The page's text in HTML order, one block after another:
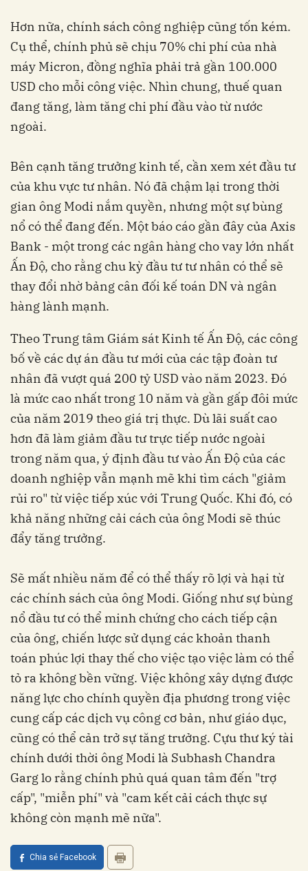
Hơn nữa, chính sách công nghiệp cũng tốn kém.
Cụ thể, chính phủ sẽ chịu 70% chi phí của nhà
máy Micron, đồng nghĩa phải trả gần 100.000
USD cho mỗi công việc. Nhìn chung, thuế quan
đang tăng, làm tăng chi phí đầu vào từ nước
ngoài.
Bên cạnh tăng trưởng kinh tế, cần xem xét đầu tư
của khu vực tư nhân. Nó đã chậm lại trong thời
gian ông Modi nắm quyền, nhưng một sự bùng
nổ có thể đang đến. Một báo cáo gần đây của Axis
Bank - một trong các ngân hàng cho vay lớn nhất
Ấn Độ, cho rằng chu kỳ đầu tư tư nhân có thể sẽ
thay đổi nhờ bảng cân đối kế toán DN và ngân
hàng lành mạnh.
Theo Trung tâm Giám sát Kinh tế Ấn Độ, các công
bố về các dự án đầu tư mới của các tập đoàn tư
nhân đã vượt quá 200 tỷ USD vào năm 2023. Đó
là mức cao nhất trong 10 năm và gần gấp đôi mức
của năm 2019 theo giá trị thực. Dù lãi suất cao
hơn đã làm giảm đầu tư trực tiếp nước ngoài
trong năm qua, ý định đầu tư vào Ấn Độ của các
doanh nghiệp vẫn mạnh mẽ khi tìm cách "giảm
rủi ro" từ việc tiếp xúc với Trung Quốc. Khi đó, có
khả năng những cải cách của ông Modi sẽ thúc
đẩy tăng trưởng.
Sẽ mất nhiều năm để có thể thấy rõ lợi và hại từ
các chính sách của ông Modi. Giống như sự bùng
nổ đầu tư có thể minh chứng cho cách tiếp cận
của ông, chiến lược sử dụng các khoản thanh
toán phúc lợi thay thế cho việc tạo việc làm có thể
tỏ ra không bền vững. Việc không xây dựng được
năng lực cho chính quyền địa phương trong việc
cung cấp các dịch vụ công cơ bản, như giáo dục,
cũng có thể cản trở sự tăng trưởng. Cựu thư ký tài
chính dưới thời ông Modi là Subhash Chandra
Garg lo rằng chính phủ quá quan tâm đến "trợ
cấp", "miễn phí" và "cam kết cải cách thực sự
không còn mạnh mẽ nữa".
Chia sẻ Facebook